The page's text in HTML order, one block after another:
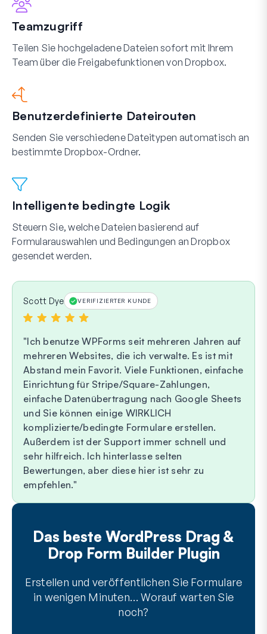
Teamzugriff
Teilen Sie hochgeladene Dateien sofort mit Ihrem
Team über die Freigabefunktionen von Dropbox.
Benutzerdefinierte Dateirouten
Senden Sie verschiedene Dateitypen automatisch an
bestimmte Dropbox-Ordner.
Intelligente bedingte Logik
Steuern Sie, welche Dateien basierend auf
Formularauswahlen und Bedingungen an Dropbox
gesendet werden.
Scott Dye VERIFIZIERTER KUNDE
Ich benutze WPForms seit mehreren Jahren auf
mehreren Websites, die ich verwalte. Es ist mit
Abstand mein Favorit. Viele Funktionen, einfache
Einrichtung für Stripe/Square-Zahlungen,
einfache Datenübertragung nach Google Sheets
und Sie können einige WIRKLICH
komplizierte/bedingte Formulare erstellen.
Außerdem ist der Support immer schnell und
sehr hilfreich. Ich hinterlasse selten
Bewertungen, aber diese hier ist sehr zu
empfehlen.
Das beste WordPress Drag &
Drop Form Builder Plugin
Erstellen und veröffentlichen Sie Formulare
in wenigen Minuten… Worauf warten Sie
noch?